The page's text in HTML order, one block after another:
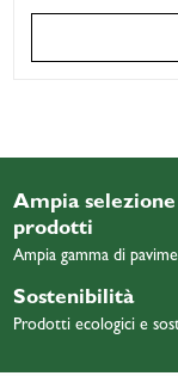
Ampia
prodotti
Ampia gamma di
Sostenibilità
Prodotti ecologici e